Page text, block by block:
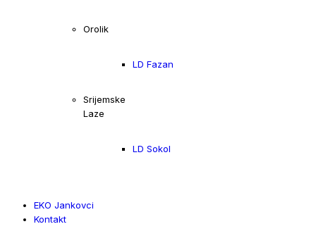
Orolik
LD Fazan
Srijemske
Laze
LD Sokol
EKO Jankovci
Kontakt